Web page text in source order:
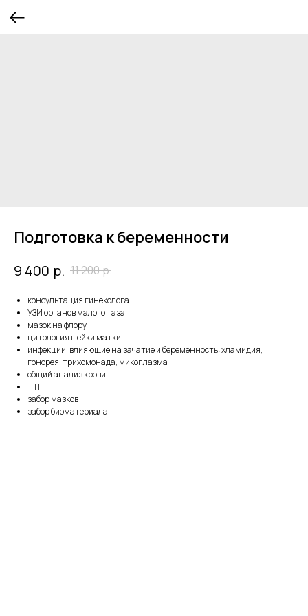
Подготовка к беременности
9 400 р. 11 200р.
консультация гинеколога
УЗИ органов малого таза
мазок на флору
цитология шейки матки
инфекции, влияющие на зачатие и беременность: хламидия,
гонорея, трихомонада, микоплазма
общий анализ крови
ТТГ
забор мазков
забор биоматериала